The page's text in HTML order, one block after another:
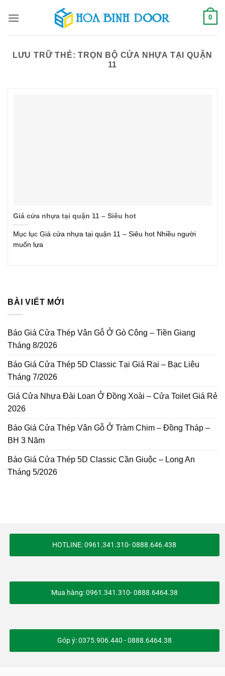
qua
0
LƯU TRỮ THẺ:TRỌN BỘ CỬA NHỰA TẠI QUẬN
11
Giá cửa nhựa tại quận 11 – Siêu hot
Mục lục Giá cửa nhựa tại quận 11 – Siêu hot Nhiều người
muốn lựa
BÀI VIẾT MỚI
Báo Giá Cửa Thép Vân Gỗ Ở Gò Công – Tiền Giang
Tháng 8/2026
Báo Giá Cửa Thép 5D Classic Tại Giá Rai – Bạc Liêu
Tháng 7/2026
Giá Cửa Nhựa Đài Loan Ở Đồng Xoài – Cửa Toilet Giá Rẻ
2026
Báo Giá Cửa Thép Vân Gỗ Ở Tràm Chim – Đồng Tháp –
BH 3 Năm
Báo Giá Cửa Thép 5D Classic Cần Giuộc – Long An
Tháng 5/2026
HOTLINE: 0961.341.310- 0888.646.438
Mua hàng: 0961.341.310- 0888.6464.38
Góp ý: 0375.906.440 - 0888.6464.38